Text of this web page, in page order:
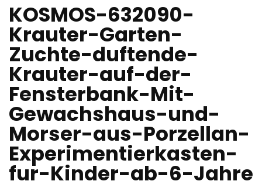
KOSMOS-632090-
Krauter-Garten-
Zuchte-duftende-
Krauter-auf-der-
Fensterbank-Mit-
Gewachshaus-und-
Morser-aus-Porzellan-
Experimentierkasten-
fur-Kinder-ab-6-Jahre